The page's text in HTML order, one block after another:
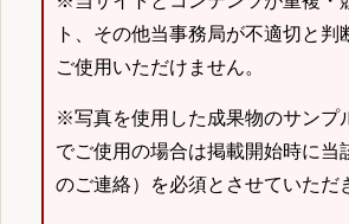
ト、その他当事務局が不適切と判
ご使用いただけません。
※写真を使用した成果物のサンプ
でご使用の場合は掲載開始時に当
のご連絡）を必須とさせていただ